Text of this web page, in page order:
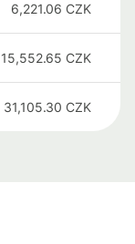
6,221.06 CZK
15,552.65 CZK
31,105.30 CZK